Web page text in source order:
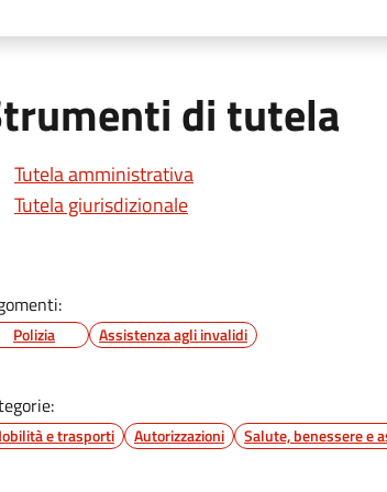
di tutela
Tutela amministrativa
Tutela giurisdizionale
Polizia Assistenza agli invalidi
e trasporti Autorizzazioni Salute, benessere e